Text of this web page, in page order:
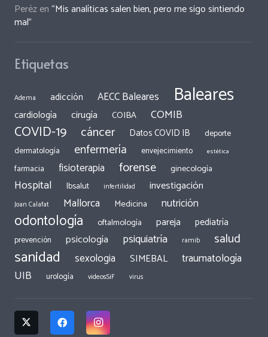
Perézen“Mis analíticas salen bien, pero me sigo sintiendo
mal”
Etiquetas
Adema adicción AECC Baleares Baleares
cardiología cirugía COIBA COMIB
COVID-19 cáncer Datos COVID IB
deporte
dermatología
enfermería envejecimiento estética
farmacia fisioterapia forense ginecología
Hospital Ibsalut infertilidad investigación
Joan Calafat Mallorca Medicina nutrición
odontología oftalmología pareja pediatría
prevención psicología psiquiatría ramib salud
sanidad sexologia SIMEBAL traumatología
UIB urología videosSiF virus